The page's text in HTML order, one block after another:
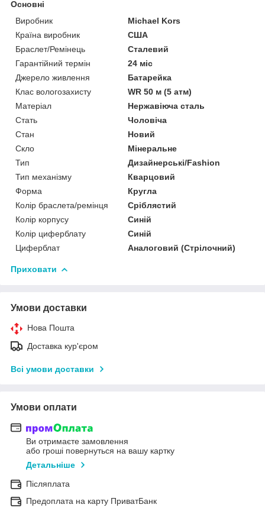
Основні
Виробник
Michael Kors
Країна виробник
США
Браслет/Ремінець
Сталевий
Гарантійний термін
24 міс
Джерело живлення
Батарейка
Клас вологозахисту
WR 50 м (5 атм)
Матеріал
Нержавіюча сталь
Стать
Чоловіча
Стан
Новий
Скло
Мінеральне
Тип
Дизайнерські/Fashion
Тип механізму
Кварцовий
Форма
Кругла
Колір браслета/ремінця
Сріблястий
Колір корпусу
Синій
Колір циферблату
Синій
Циферблат
Аналоговий (Стрілочний)
Приховати
Умови доставки
Нова Пошта
Доставка кур'єром
Всі умови доставки
Умови оплати
Ви отримаєте замовлення
або гроші повернуться на вашу картку
Детальніше
Післяплата
Предоплата на карту ПриватБанк